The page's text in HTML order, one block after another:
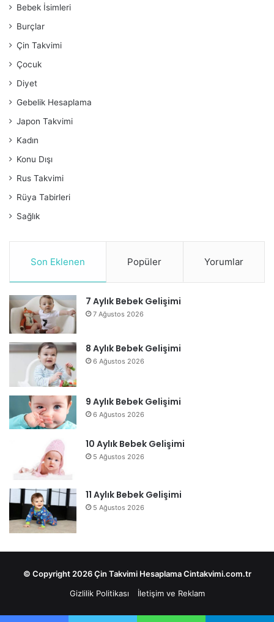
Bebek İsimleri
Burçlar
Çin Takvimi
Çocuk
Diyet
Gebelik Hesaplama
Japon Takvimi
Kadın
Konu Dışı
Rus Takvimi
Rüya Tabirleri
Sağlık
Son Eklenen Popüler Yorumlar
7 Aylık Bebek Gelişimi
7 Ağustos 2026
8 Aylık Bebek Gelişimi
6 Ağustos 2026
9 Aylık Bebek Gelişimi
6 Ağustos 2026
10 Aylık Bebek Gelişimi
5 Ağustos 2026
11 Aylık Bebek Gelişimi
5 Ağustos 2026
© Copyright 2026 Çin Takvimi Hesaplama Cintakvimi.com.tr
Gizlilik Politikası
İletişim ve Reklam